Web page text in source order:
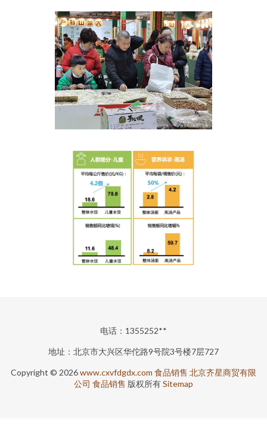
电话：1355252**
地址：北京市大兴区华佗路9号院3号楼7层727
Copyright © 2026www.cxvfdgdx.com 食品销售 北京齐星商贸有限
公司 食品销售 版权所有Sitemap